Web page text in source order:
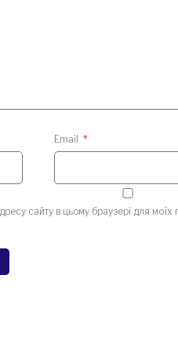
Email *
сайту в цьому браузері для моїх